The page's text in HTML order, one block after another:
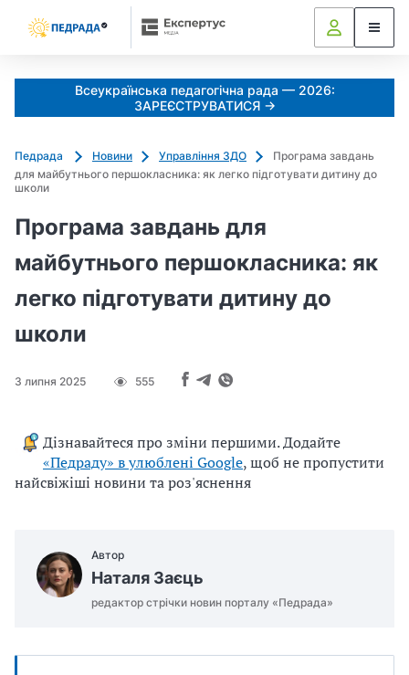
Всеукраїнська педагогічна рада — 2026:
ЗАРЕЄСТРУВАТИСЯ →
Педрада Новини Управління ЗДО
Програма завдань
для майбутнього першокласника: як легко підготувати дитину до
школи
Програма завдань для
майбутнього першокласника: як
легко підготувати дитину до
школи
3 липня 2025 555
Дізнавайтеся про зміни першими. Додайте
«Педраду» в улюблені Google, щоб не пропустити
найсвіжіші новини та роз'яснення
Автор
Наталя Заєць
редактор стрічки новин порталу «Педрада»